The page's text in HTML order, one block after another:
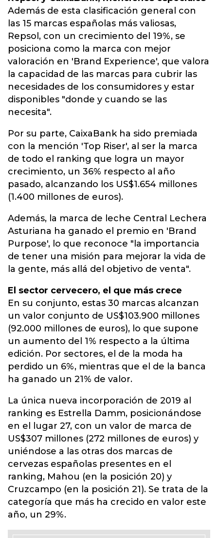
Además de esta clasificación general con
las 15 marcas españolas más valiosas,
Repsol, con un crecimiento del 19%, se
posiciona como la marca con mejor
valoración en 'Brand Experience', que valora
la capacidad de las marcas para cubrir las
necesidades de los consumidores y estar
disponibles "donde y cuando se las
necesita".
Por su parte, CaixaBank ha sido premiada
con la mención 'Top Riser', al ser la marca
de todo el ranking que logra un mayor
crecimiento, un 36% respecto al año
pasado, alcanzando los US$1.654 millones
(1.400 millones de euros).
Además, la marca de leche Central Lechera
Asturiana ha ganado el premio en 'Brand
Purpose', lo que reconoce "la importancia
de tener una misión para mejorar la vida de
la gente, más allá del objetivo de venta".
El sector cervecero, el que más crece
En su conjunto, estas 30 marcas alcanzan
un valor conjunto de US$103.900 millones
(92.000 millones de euros), lo que supone
un aumento del 1% respecto a la última
edición. Por sectores, el de la moda ha
perdido un 6%, mientras que el de la banca
ha ganado un 21% de valor.
La única nueva incorporación de 2019 al
ranking es Estrella Damm, posicionándose
en el lugar 27, con un valor de marca de
US$307 millones (272 millones de euros) y
uniéndose a las otras dos marcas de
cervezas españolas presentes en el
ranking, Mahou (en la posición 20) y
Cruzcampo (en la posición 21). Se trata de la
categoría que más ha crecido en valor este
año, un 29%.